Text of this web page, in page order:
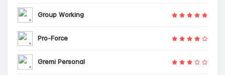
Group Working
Pro-Force
Gremi Personal